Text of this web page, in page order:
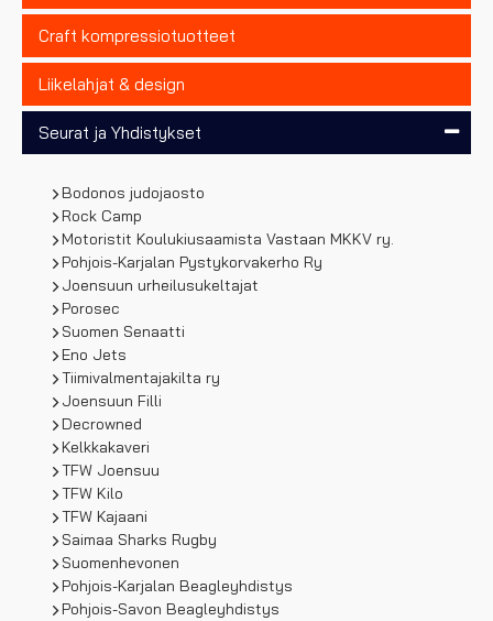
Craft kompressiotuotteet
Liikelahjat & design
Seurat ja Yhdistykset
Bodonos judojaosto
Rock Camp
Motoristit Koulukiusaamista Vastaan MKKV ry.
Pohjois-Karjalan Pystykorvakerho Ry
Joensuun urheilusukeltajat
Porosec
Suomen Senaatti
Eno Jets
Tiimivalmentajakilta ry
Joensuun Filli
Decrowned
Kelkkakaveri
TFW Joensuu
TFW Kilo
TFW Kajaani
Saimaa Sharks Rugby
Suomenhevonen
Pohjois-Karjalan Beagleyhdistys
Pohjois-Savon Beagleyhdistys